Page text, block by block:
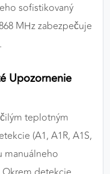
sofistikovaný
MHz zabezpečuje
Upozornenie
teplotným
(A1, A1R, A1S,
manuálneho